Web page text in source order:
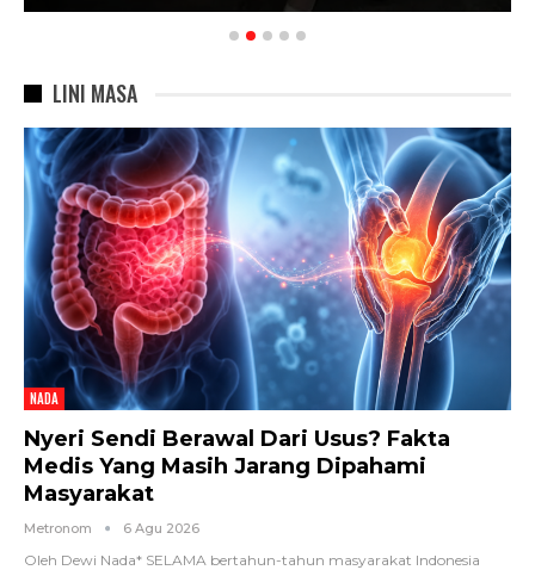
LINI MASA
NADA
Nyeri Sendi Berawal Dari Usus? Fakta
Medis Yang Masih Jarang Dipahami
Masyarakat
Metronom 6 Agu 2026
Oleh Dewi Nada* SELAMA bertahun-tahun masyarakat Indonesia